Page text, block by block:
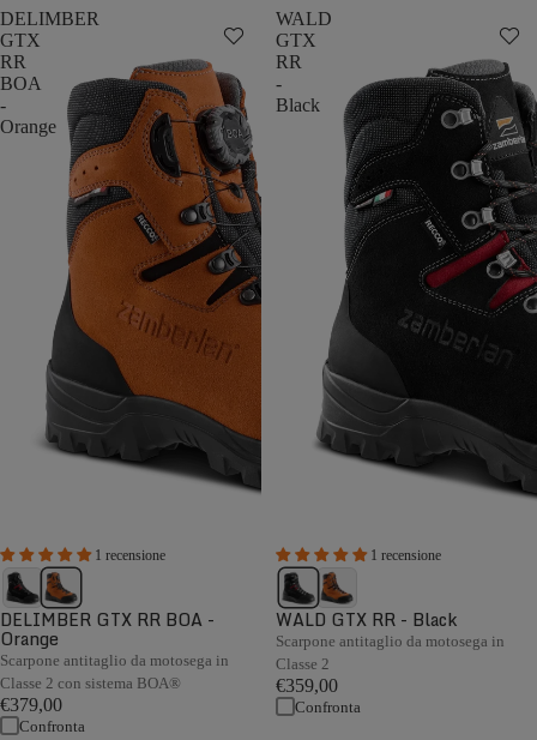
DELIMBER
GTX
RR
BOA
-
Orange
1 recensione
DELIMBER GTX RR BOA -
Orange
Scarpone antitaglio da motosega in
Classe 2 con sistema BOA®
€379,00
Confronta
WALD
GTX
RR
-
Black
1 recensione
WALD GTX RR - Black
Scarpone antitaglio da motosega in
Classe 2
€359,00
Confronta